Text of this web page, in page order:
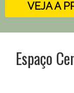
VEJA A
Espaço